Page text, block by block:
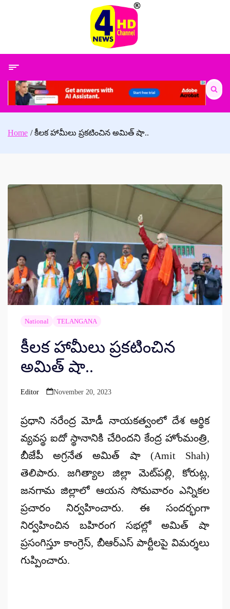
Search
for:
Home కీలక హామీలు ప్రకటించిన అమిత్ షా..
National TELANGANA
కీలక హామీలు ప్రకటించిన
అమిత్ షా..
Posted
Editor November 20, 2023
ప్రధాని నరేంద్ర మోడీ నాయకత్వంలో దేశ ఆర్థిక
వ్యవస్థ ఐదో స్థానానికి చేరిందని కేంద్ర హోంమంత్రి,
బీజేపీ అగ్రనేత అమిత్ షా (Amit Shah)
తెలిపారు. జగిత్యాల జిల్లా మెట్‍‌పల్లి, కోరుట్ల,
జనగామ జిల్లాలో ఆయన సోమవారం ఎన్నికల
ప్రచారం నిర్వహించారు. ఈ సందర్భంగా
నిర్వహించిన బహిరంగ సభల్లో అమిత్ షా
ప్రసంగిస్తూ కాంగ్రెస్, బీఆర్ఎస్ పార్టీలపై విమర్శలు
గుప్పించారు.